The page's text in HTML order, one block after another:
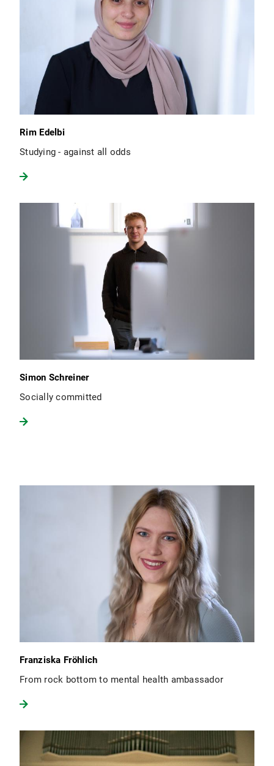
Rim Edelbi
Studying - against all odds
Simon Schreiner
Socially committed
Franziska Fröhlich
From rock bottom to mental health ambassador